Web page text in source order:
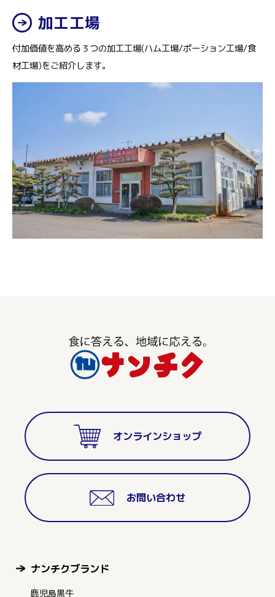
加工工場
付加価値を高める３つの加工工場(ハム工場/ポーション工場/食
材工場)をご紹介します。
オンラインショップ
お問い合わせ
ナンチクブランド
鹿児島黒牛